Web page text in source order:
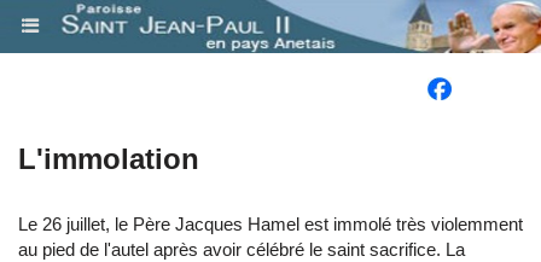
​L'immolation
Le 26 juillet, le Père Jacques Hamel est immolé très violemment
au pied de l'autel après avoir célébré le saint sacrifice. La